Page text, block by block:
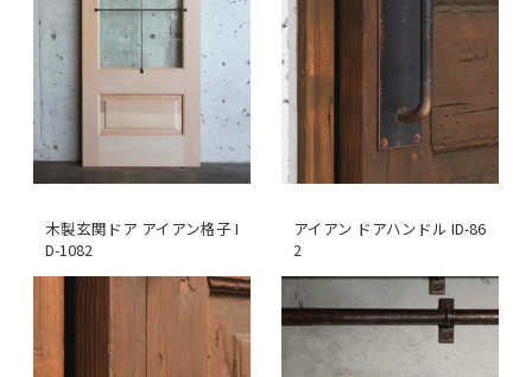
木製玄関ドア アイアン格子 I
D-1082
アイアン ドアハンドル ID-86
2